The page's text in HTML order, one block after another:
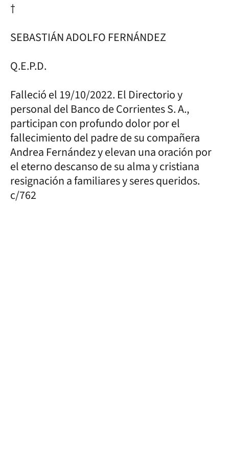
†
SEBASTIÁN ADOLFO FERNÁNDEZ
Q.E.P.D.
Falleció el 19/10/2022. El Directorio y
personal del Banco de Corrientes S. A.,
participan con profundo dolor por el
fallecimiento del padre de su compañera
Andrea Fernández y elevan una oración por
el eterno descanso de su alma y cristiana
resignación a familiares y seres queridos.
c/762